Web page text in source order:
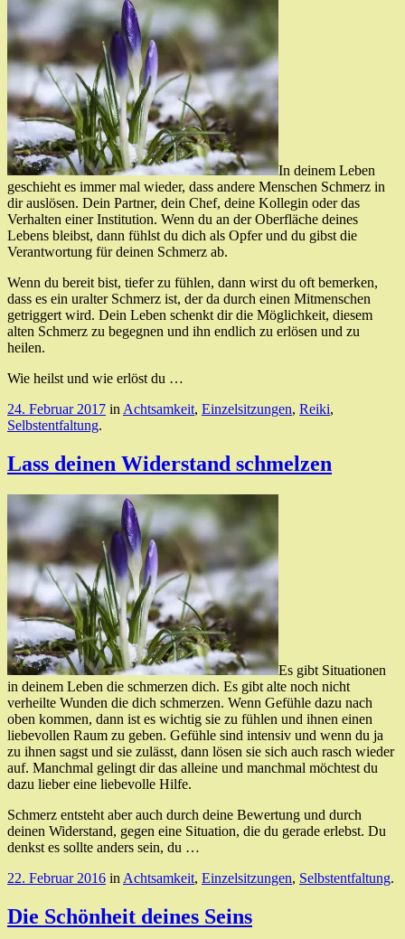
In deinem Leben
geschieht es immer mal wieder, dass andere Menschen Schmerz in
dir auslösen. Dein Partner, dein Chef, deine Kollegin oder das
Verhalten einer Institution. Wenn du an der Oberfläche deines
Lebens bleibst, dann fühlst du dich als Opfer und du gibst die
Verantwortung für deinen Schmerz ab.
Wenn du bereit bist, tiefer zu fühlen, dann wirst du oft bemerken,
dass es ein uralter Schmerz ist, der da durch einen Mitmenschen
getriggert wird. Dein Leben schenkt dir die Möglichkeit, diesem
alten Schmerz zu begegnen und ihn endlich zu erlösen und zu
heilen.
Wie heilst und wie erlöst du …
24. Februar 2017 in Achtsamkeit, Einzelsitzungen, Reiki,
Selbstentfaltung.
Lass deinen Widerstand schmelzen
Es gibt Situationen
in deinem Leben die schmerzen dich. Es gibt alte noch nicht
verheilte Wunden die dich schmerzen. Wenn Gefühle dazu nach
oben kommen, dann ist es wichtig sie zu fühlen und ihnen einen
liebevollen Raum zu geben. Gefühle sind intensiv und wenn du ja
zu ihnen sagst und sie zulässt, dann lösen sie sich auch rasch wieder
auf. Manchmal gelingt dir das alleine und manchmal möchtest du
dazu lieber eine liebevolle Hilfe.
Schmerz entsteht aber auch durch deine Bewertung und durch
deinen Widerstand, gegen eine Situation, die du gerade erlebst. Du
denkst es sollte anders sein, du …
22. Februar 2016 in Achtsamkeit, Einzelsitzungen, Selbstentfaltung.
Die Schönheit deines Seins